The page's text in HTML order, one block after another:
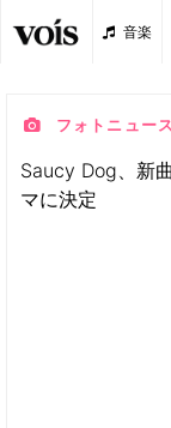
音楽
フォトニュース
Saucy Dog、新
マに決定